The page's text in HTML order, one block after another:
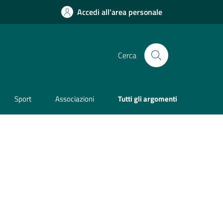
Accedi all'area personale
Cerca
Sport Associazioni Tutti gli argomenti